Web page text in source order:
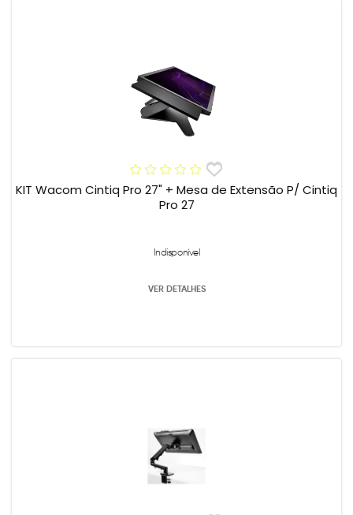
KIT Wacom Cintiq Pro 27" + Mesa de Extensão P/ Cintiq
Pro 27
Indisponível
VER DETALHES